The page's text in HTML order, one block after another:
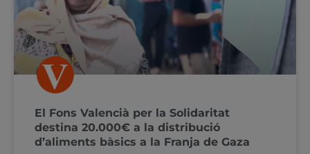
El Fons Valencià per la Solidaritat
destina 20.000€ a la distribució
d’aliments bàsics a la Franja de Gaza